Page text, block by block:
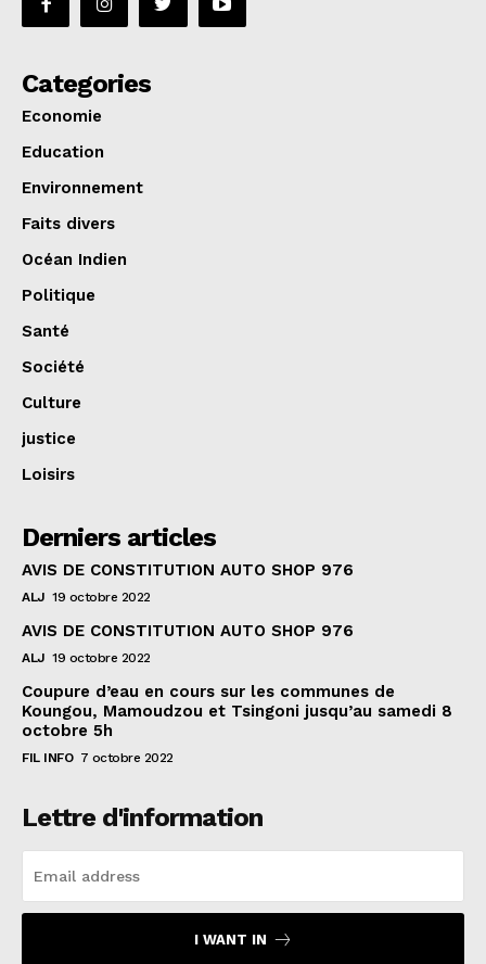
Categories
Economie
Education
Environnement
Faits divers
Océan Indien
Politique
Santé
Société
Culture
justice
Loisirs
Derniers articles
AVIS DE CONSTITUTION AUTO SHOP 976
ALJ 19 octobre 2022
AVIS DE CONSTITUTION AUTO SHOP 976
ALJ 19 octobre 2022
Coupure d’eau en cours sur les communes de
Koungou, Mamoudzou et Tsingoni jusqu’au samedi 8
octobre 5h
FIL INFO 7 octobre 2022
Lettre d'information
I WANT IN